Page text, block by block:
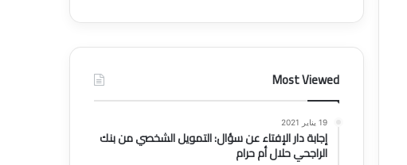
Most Viewed
19 يناير 2021
إجابة دار الإفتاء عن سؤال: التمويل الشخصي من بنك
الراجحي حلال أم حرام